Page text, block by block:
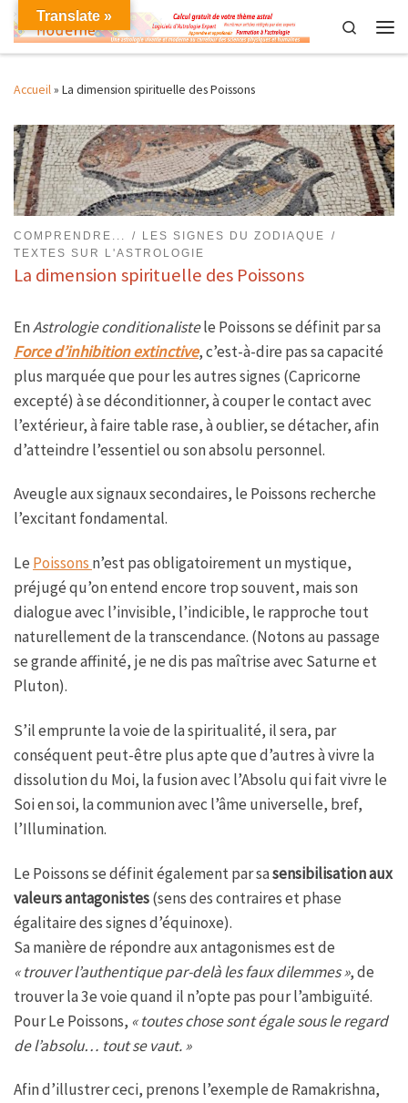
Skip to content
Search
Accueil» La dimension spirituelle des Poissons
COMPRENDRE...
LES SIGNES DU ZODIAQUE
TEXTES SUR L'ASTROLOGIE
La dimension spirituelle des Poissons
EnAstrologie conditionalistele Poissons se définit par sa
Force d’inhibition extinctive, c’est-à-dire pas sa capacité
plus marquée que pour les autres signes (Capricorne
excepté) à se déconditionner, à couper le contact avec
l’extérieur, à faire table rase, à oublier, se détacher, afin
d’atteindre l’essentiel ou son absolu personnel.
Aveugle aux signaux secondaires, le Poissons recherche
l’excitant fondamental.
LePoissons n’est pas obligatoirement un mystique,
préjugé qu’on entend encore trop souvent, mais son
dialogue avec l’invisible, l’indicible, le rapproche tout
naturellement de la transcendance. (Notons au passage
se grande affinité, je ne dis pas maîtrise avec Saturne et
Pluton).
S’il emprunte la voie de la spiritualité, il sera, par
conséquent peut-être plus apte que d’autres à vivre la
dissolution du Moi, la fusion avec l’Absolu qui fait vivre le
Soi en soi, la communion avec l’âme universelle, bref,
l’Illumination.
Le Poissons se définit également par sasensibilisation aux
valeurs antagonistes(sens des contraires et phase
égalitaire des signes d’équinoxe).
Sa manière de répondre aux antagonismes est de
« trouver l’authentique par-delà les faux dilemmes », de
trouver la 3e voie quand il n’opte pas pour l’ambiguïté.
Pour Le Poissons, « toutes chose sont égale sous le regard
de l’absolu… tout se vaut. »
Afin d’illustrer ceci, prenons l’exemple de Ramakrishna,
Translate »